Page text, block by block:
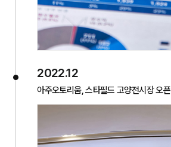
2022.12
아주오토리움, 스타필드 고양전시장 오픈